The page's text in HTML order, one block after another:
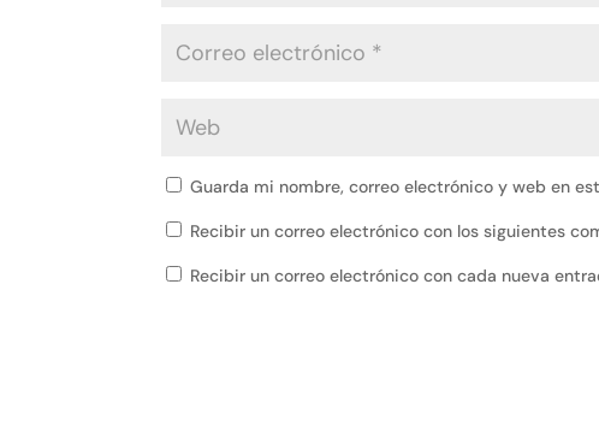
Guarda mi nombre, correo electrónico y web en
Recibir un correo electrónico con los siguientes
Recibir un correo electrónico con cada nueva